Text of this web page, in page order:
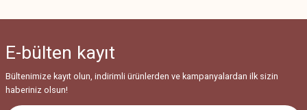
Ürün fiyatı diğer sitelerden daha pahalı.
Bu ürüne benzer farklı alternatifler olmalı.
E-bülten kayıt
Bültenimize kayıt olun, indirimli ürünlerden ve kampanyalardan ilk sizin
haberiniz olsun!